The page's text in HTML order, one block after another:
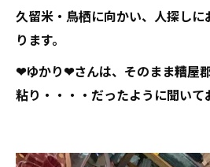
久留米・鳥栖に向かい、人探しに
ります。
❤ゆかり❤さんは、そのまま糟屋
粘り・・・・だったように聞いて